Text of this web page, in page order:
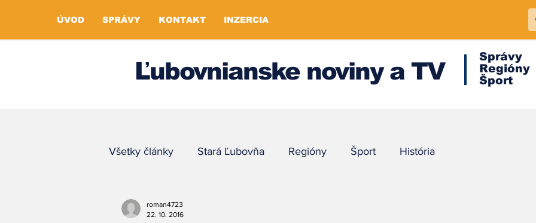
ÚVOD SPRÁVY KONTAKT INZERCIA
Ľubovnianske noviny a TV
Správy
Regióny
Šport
Všetky články Stará Ľubovňa Regióny Šport História
roman4723
22. 10. 2016